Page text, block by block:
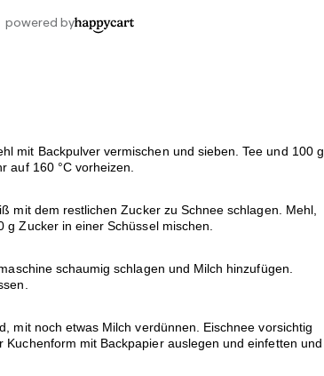
mit Backpulver vermischen und sieben. Tee und 100 g
auf 160 °C vorheizen.
mit dem restlichen Zucker zu Schnee schlagen. Mehl,
g Zucker in einer Schüssel mischen.
schaumig schlagen und Milch hinzufügen.
mit noch etwas Milch verdünnen. Eischnee vorsichtig
Kuchenform mit Backpapier auslegen und einfetten und